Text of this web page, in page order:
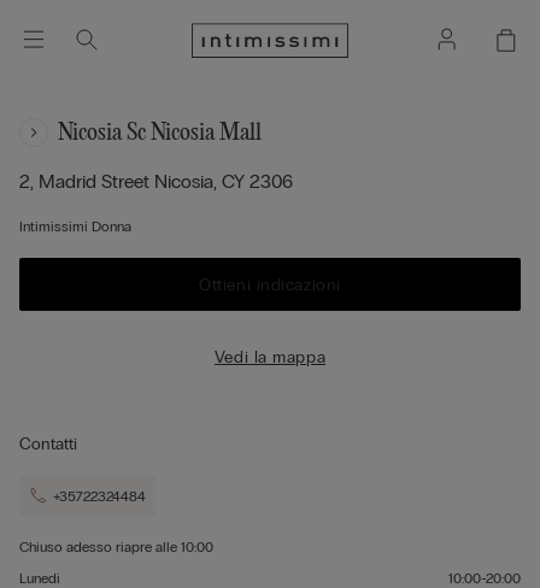
Nicosia Sc Nicosia Mall
2, Madrid Street Nicosia, CY 2306
Intimissimi Donna
Ottieni indicazioni
Vedi la mappa
Contatti
+35722324484
Chiuso adesso riapre alle 10:00
Lunedì
10:00-20:00